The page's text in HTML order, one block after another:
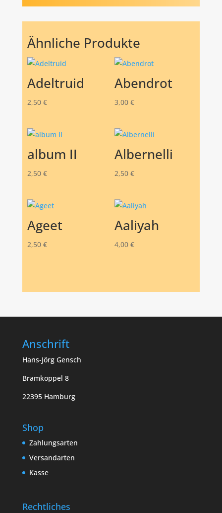
Ähnliche Produkte
Adeltruid
2,50 €
Abendrot
3,00 €
album II
2,50 €
Albernelli
2,50 €
Ageet
2,50 €
Aaliyah
4,00 €
Anschrift
Hans-Jörg Gensch
Bramkoppel 8
22395 Hamburg
Shop
Zahlungsarten
Versandarten
Kasse
Rechtliches